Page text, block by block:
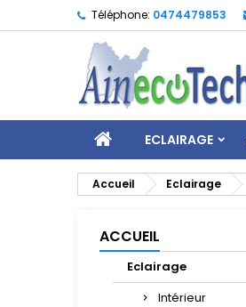
Téléphone: 0474479853
ECLAIRAGE
Accueil Eclairage
ACCUEIL
Eclairage
Intérieur